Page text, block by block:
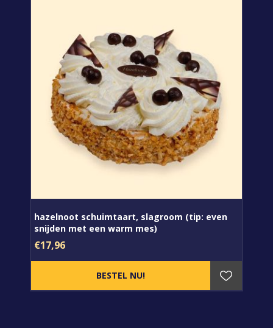
hazelnoot schuimtaart, slagroom (tip: even
snijden met een warm mes)
€17,96